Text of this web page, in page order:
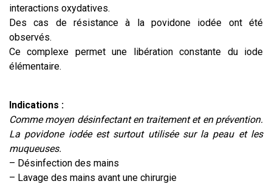
interactions oxydatives.
Des cas de résistance à la povidone iodée ont été
observés.
Ce complexe permet une libération constante du iode
élémentaire.
Indications :
Comme moyen désinfectant en traitement et en prévention.
La povidone iodée est surtout utilisée sur la peau et les
muqueuses.
– Désinfection des mains
– Lavage des mains avant une chirurgie